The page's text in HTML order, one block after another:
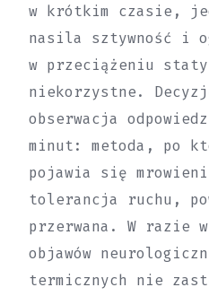
w krótkim czasie,
nasila sztywność i
w przeciążeniu
niekorzystne.
obserwacja
minut: metoda, po
pojawia się
tolerancja ruchu,
przerwana. W razie
objawów
termicznych nie